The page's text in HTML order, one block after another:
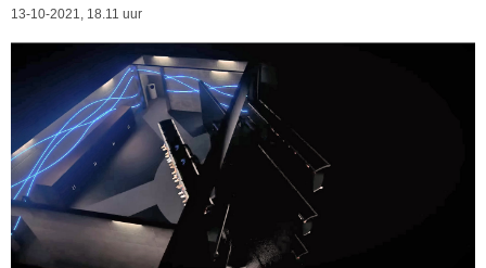
13-10-2021, 18.11 uur